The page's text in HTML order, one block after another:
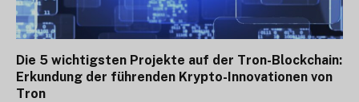
Die 5 wichtigsten Projekte auf der Tron-Blockchain:
Erkundung der führenden Krypto-Innovationen von
Tron